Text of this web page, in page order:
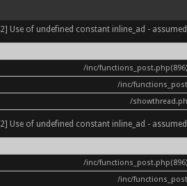
Use of undefined constant inline_ad -
/inc/
/inc/
/
Use of undefined constant inline_ad -
/inc/
/inc/